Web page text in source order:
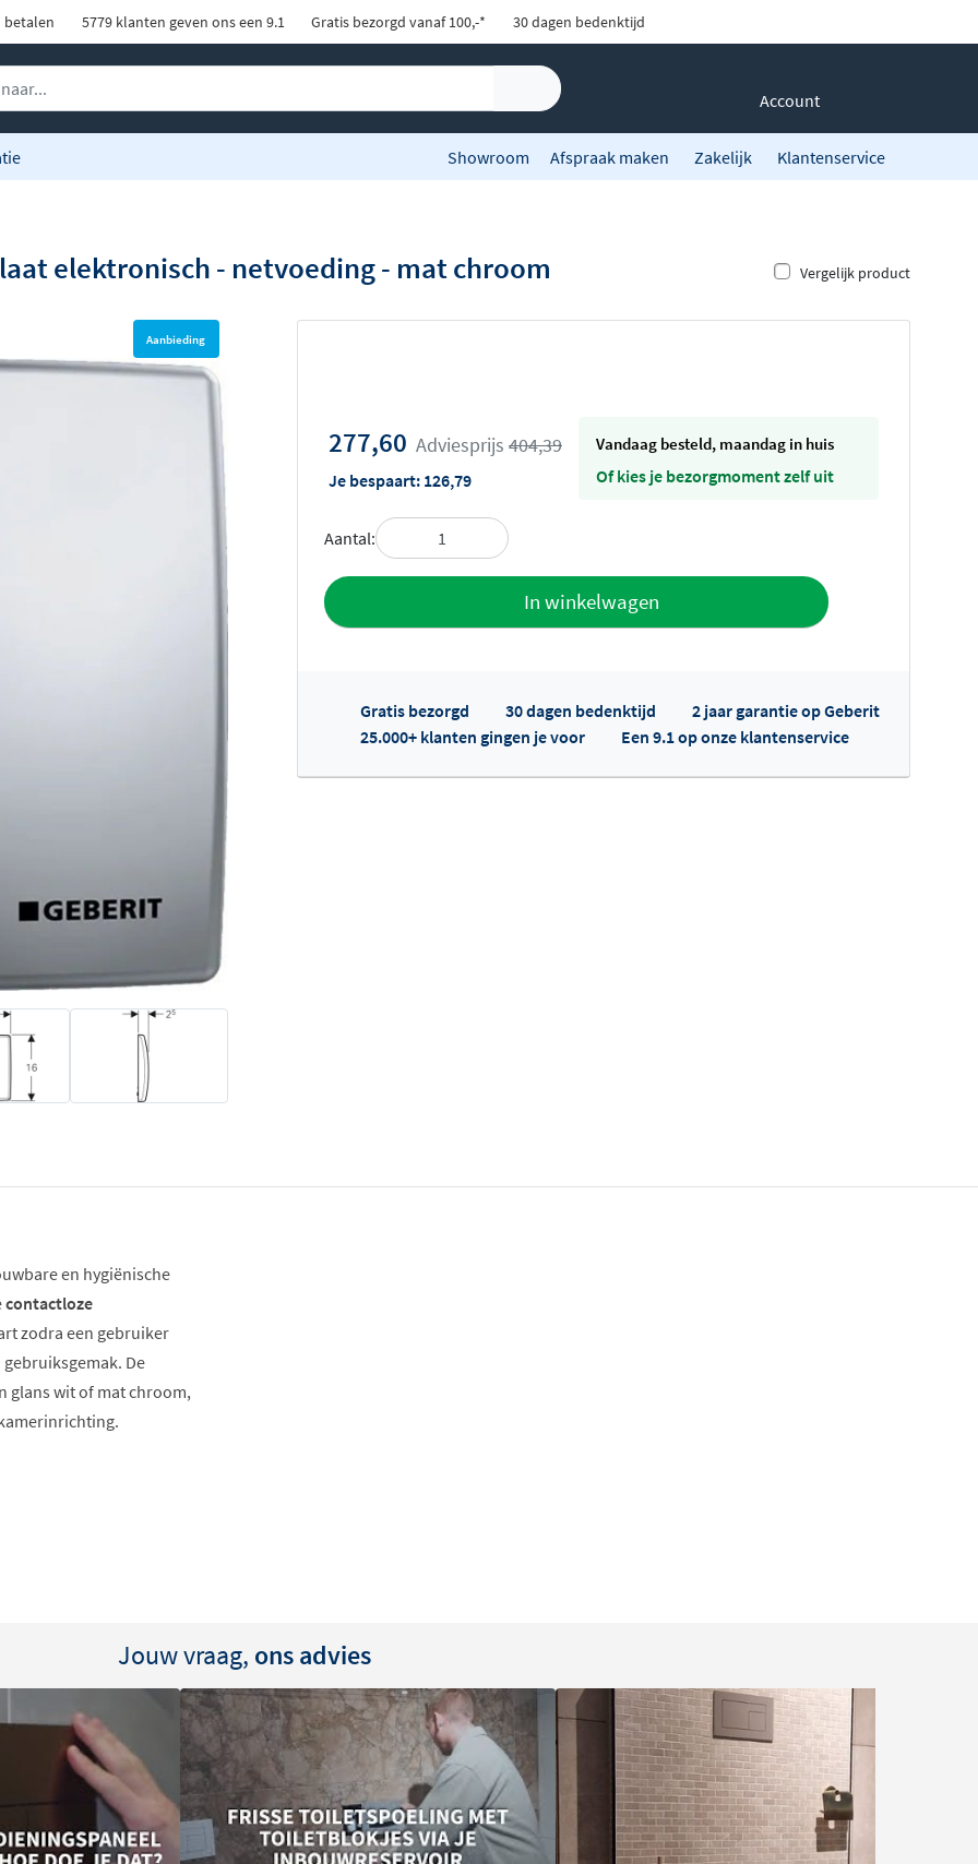
betalen 5779 klanten geven ons een 9.1 Gratis bezorgd vanaf 100,-* 30 dagen bedenktijd
Account
Showroom Afspraak maken Zakelijk Klantenservice
elektronisch - netvoeding - mat chroom Vergelijk product
Aanbieding
277,60 Adviesprijs 404,39
Je bespaart: 126,79
vandaag besteld, maandag in huis
Of kies je bezorgmoment zelf uit
Aantal:
In winkelwagen
Toevoegen aan offerte
Gratis bezorgd 30 dagen bedenktijd
2 jaar garantie op Geberit
25.000+ klanten gingen je voor
Een 9.1 op onze klantenservice
en hygiënische
contactloze
zodra een gebruiker
De
glans wit of mat chroom,
activeert de spoeling
van bacteriën en zorgt
nauwkeurig afgesteld
waterspoeling
Jouw vraag, ons advies